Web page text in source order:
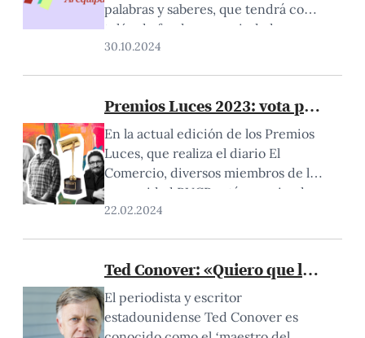
palabras y saberes, que tendrá como
telón de fondo a una ciudad que
parece tallada en piedra y memoria.
sede ideal para albergar un evento
de esta magnitud, uniendo la
fortaleza cultural…
30.10.2024
Premios Luces 2023: vota por los
En la actual edición de los Premios
Luces, que realiza el diario El
Comercio, diversos miembros de la
comunidad PUCP están nominados.
De esta manera se reconoce su obra
contenido digital durante el 2023.
Asimismo, algunas producciones
teatrales que realizó, el año pasado,
22.02.2024
Ted Conover: «Quiero que los
El periodista y escritor
estadounidense Ted Conover es